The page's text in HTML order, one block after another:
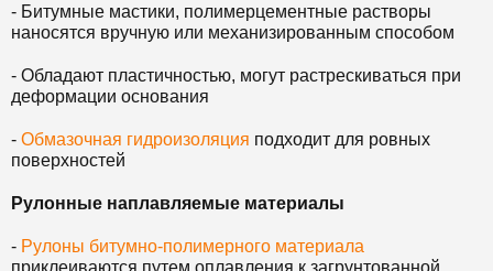
- Битумные мастики, полимерцементные растворы
наносятся вручную или механизированным способом
- Обладают пластичностью, могут растрескиваться при
деформации основания
- Обмазочная гидроизоляция подходит для ровных
поверхностей
Рулонные наплавляемые материалы
- Рулоны битумно-полимерного материала
приклеиваются путем оплавления к загрунтованной